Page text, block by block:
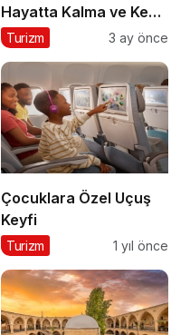
Hayatta Kalma ve Keşif
Rehberi
Turizm 3 ay önce
Çocuklara Özel Uçuş
Keyfi
Turizm 1 yıl önce